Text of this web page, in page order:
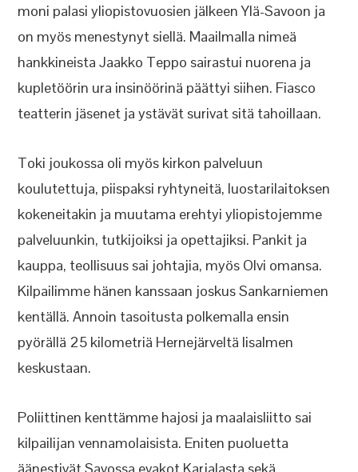
moni palasi yliopistovuosien jälkeen Ylä-Savoon ja
on myös menestynyt siellä. Maailmalla nimeä
hankkineista Jaakko Teppo sairastui nuorena ja
kupletöörin ura insinöörinä päättyi siihen. Fiasco
teatterin jäsenet ja ystävät surivat sitä tahoillaan.
Toki joukossa oli myös kirkon palveluun
koulutettuja, piispaksi ryhtyneitä, luostarilaitoksen
kokeneitakin ja muutama erehtyi yliopistojemme
palveluunkin, tutkijoiksi ja opettajiksi. Pankit ja
kauppa, teollisuus sai johtajia, myös Olvi omansa.
Kilpailimme hänen kanssaan joskus Sankarniemen
kentällä. Annoin tasoitusta polkemalla ensin
pyörällä 25 kilometriä Hernejärveltä Iisalmen
keskustaan.
Poliittinen kenttämme hajosi ja maalaisliitto sai
kilpailijan vennamolaisista. Eniten puoluetta